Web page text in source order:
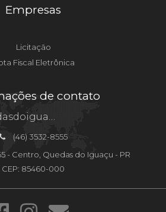
Empresas
Licitação
Fiscal Eletrônica
de contato
(46) 3532-8555
- Centro, Quedas do Iguaçu - PR
CEP: 85460-000